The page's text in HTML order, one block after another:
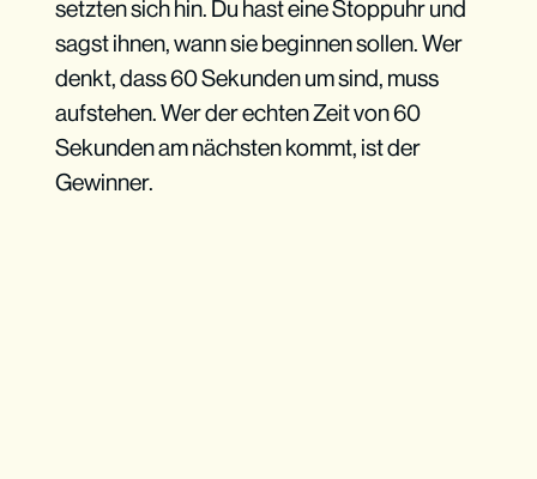
setzten sich hin. Du hast eine Stoppuhr und
sagst ihnen, wann sie beginnen sollen. Wer
denkt, dass 60 Sekunden um sind, muss
aufstehen. Wer der echten Zeit von 60
Sekunden am nächsten kommt, ist der
Gewinner.